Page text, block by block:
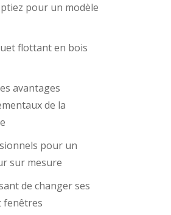
pour un modèle
flottant en bois
avantages
de la
pour un
sur mesure
de changer ses
fenêtres